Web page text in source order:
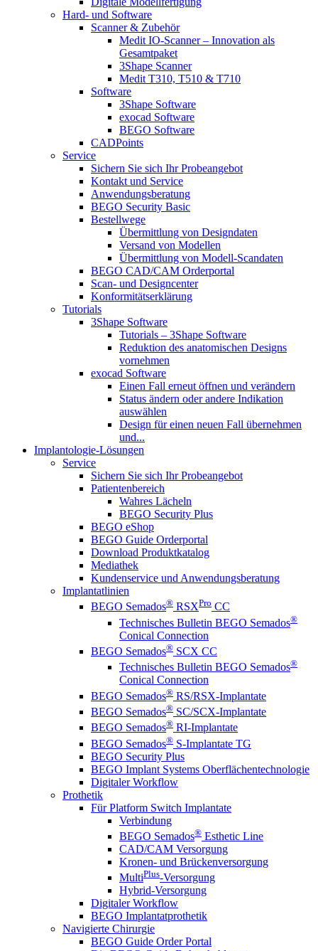
Hard- und Software
Scanner & Zubehör
Medit IO-Scanner – Innovation als
Gesamtpaket
3Shape Scanner
Medit T310, T510 & T710
Software
3Shape Software
exocad Software
BEGO Software
CADPoints
Service
Sichern Sie sich Ihr Probeangebot
Kontakt und Service
Anwendungsberatung
BEGO Security Basic
Bestellwege
Übermittlung von Designdaten
Versand von Modellen
Übermittlung von Modell-Scandaten
BEGO CAD/CAM Orderportal
Scan- und Designcenter
Konformitätserklärung
Tutorials
3Shape Software
Tutorials – 3Shape Software
Reduktion des anatomischen Designs
vornehmen
exocad Software
Einen Fall erneut öffnen und verändern
Status ändern oder andere Indikation
auswählen
Design für einen neuen Fall übernehmen
und...
Implantologie-Lösungen
Service
Sichern Sie sich Ihr Probeangebot
Patientenbereich
Wahres Lächeln
BEGO Security Plus
BEGO eShop
BEGO Guide Orderportal
Download Produktkatalog
Mediathek
Kundenservice und Anwendungsberatung
Implantatlinien
BEGO Semados® RSXPro CC
Technisches Bulletin BEGO Semados®
Conical Connection
BEGO Semados® SCX CC
Technisches Bulletin BEGO Semados®
Conical Connection
BEGO Semados® RS/RSX-Implantate
BEGO Semados® SC/SCX-Implantate
BEGO Semados® RI-Implantate
BEGO Semados® S-Implantate TG
BEGO Security Plus
BEGO Implant Systems Oberflächentechnologie
Digitaler Workflow
Prothetik
Für Platform Switch Implantate
Verbindung
BEGO Semados® Esthetic Line
CAD/CAM Versorgung
Kronen- und Brückenversorgung
MultiPlus-Versorgung
Hybrid-Versorgung
Digitaler Workflow
BEGO Implantatprothetik
Navigierte Chirurgie
BEGO Guide Order Portal